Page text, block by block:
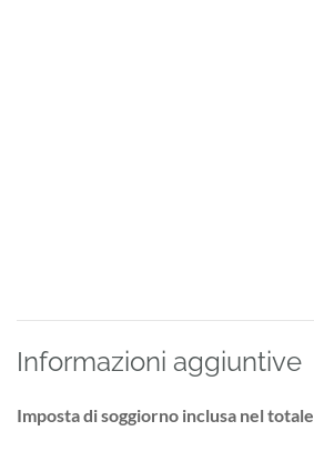
Informazioni aggiuntive
Imposta di soggiorno inclusa nel totale